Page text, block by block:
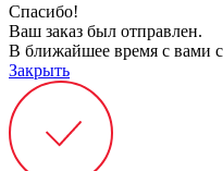
Спасибо!
Ваш заказ был отправлен.
В ближайшее время с вами
Закрыть